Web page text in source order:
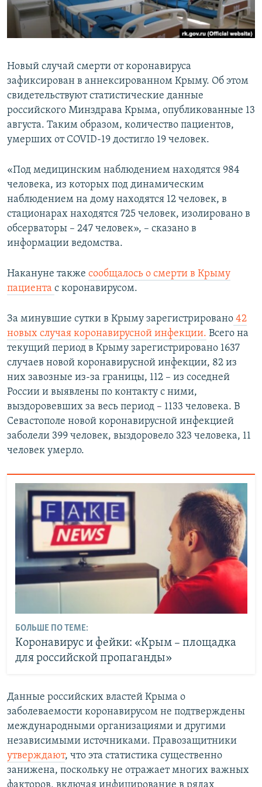
ПОБЕДИТЕЛЕЙ НЕ СУДЯТ?
КРЫМ.НЕПОКОРЕННЫЙ
УКРАИНСКАЯ ПРОБЛЕМА КРЫМА
ПРИСОЕДИНЯЙТЕСЬ!
Все сайты RFE/RL
Новый случай смерти от коронавируса
зафиксирован в аннексированном Крыму. Об этом
свидетельствуют статистические данные
российского Минздрава Крыма, опубликованные 13
августа. Таким образом, количество пациентов,
умерших от COVID-19 достигло 19 человек.
«Под медицинским наблюдением находятся 984
человека, из которых под динамическим
наблюдением на дому находятся 12 человек, в
стационарах находятся 725 человек, изолировано в
обсерваторы – 247 человек», – сказано в
информации ведомства.
Накануне также сообщалось о смерти в Крыму
пациента с коронавирусом.
За минувшие сутки в Крыму зарегистрировано 42
новых случая коронавирусной инфекции. Всего на
текущий период в Крыму зарегистрировано 1637
случаев новой коронавирусной инфекции, 82 из
них завозные из-за границы, 112 – из соседней
России и выявлены по контакту с ними,
выздоровевших за весь период – 1133 человека. В
Севастополе новой коронавирусной инфекцией
заболели 399 человек, выздоровело 323 человека, 11
человек умерло.
БОЛЬШЕ ПО ТЕМЕ:
Коронавирус и фейки: «Крым – площадка
для российской пропаганды»
Данные российских властей Крыма о
заболеваемости коронавирусом не подтверждены
международными организациями и другими
независимыми источниками. Правозащитники
утверждают, что эта статистика существенно
занижена, поскольку не отражает многих важных
факторов, включая инфицирование в рядах